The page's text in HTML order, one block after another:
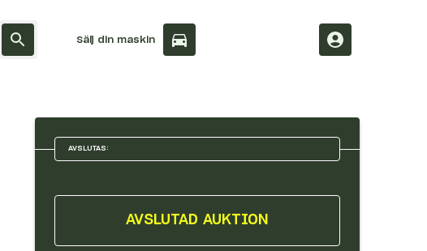
Sälj din maskin
AVSLUTAS:
AVSLUTAD AUKTION